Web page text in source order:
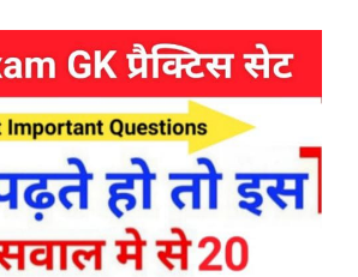
i
t
t
e
n
k
e
d
n
l
e
g
r
a
m
p
y
L
i
k
a
r
e